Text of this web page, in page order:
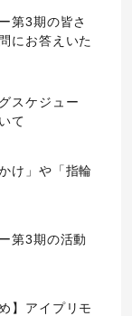
第3期の皆さ
にお答えいた
スケジュー
て
け」や「指輪
第3期の活動
】アイプリモ